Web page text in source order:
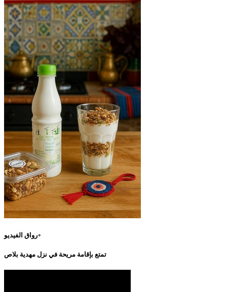
رواق الفيديو+
تمتع بإقامة مريحة في نزل مهدية بلاص